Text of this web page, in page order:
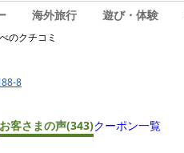
海外旅行 遊び・体験
のクチコミ
8
お客さまの声(343)クーポン一覧